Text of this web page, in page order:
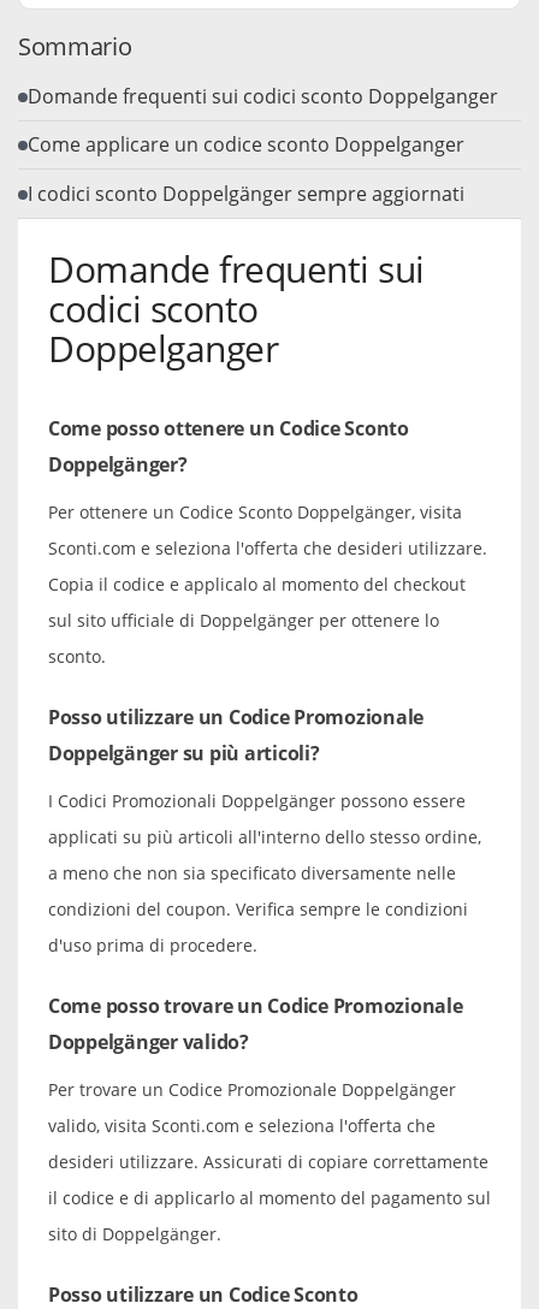
Sommario
Domande frequenti sui codici sconto Doppelganger
Come applicare un codice sconto Doppelganger
I codici sconto Doppelgänger sempre aggiornati
Domande frequenti sui
codici sconto
Doppelganger
Come posso ottenere un Codice Sconto
Doppelgänger?
Per ottenere un Codice Sconto Doppelgänger, visita
Sconti.com e seleziona l'offerta che desideri utilizzare.
Copia il codice e applicalo al momento del checkout
sul sito ufficiale di Doppelgänger per ottenere lo
sconto.
Posso utilizzare un Codice Promozionale
Doppelgänger su più articoli?
I Codici Promozionali Doppelgänger possono essere
applicati su più articoli all'interno dello stesso ordine,
a meno che non sia specificato diversamente nelle
condizioni del coupon. Verifica sempre le condizioni
d'uso prima di procedere.
Come posso trovare un Codice Promozionale
Doppelgänger valido?
Per trovare un Codice Promozionale Doppelgänger
valido, visita Sconti.com e seleziona l'offerta che
desideri utilizzare. Assicurati di copiare correttamente
il codice e di applicarlo al momento del pagamento sul
sito di Doppelgänger.
Posso utilizzare un Codice Sconto